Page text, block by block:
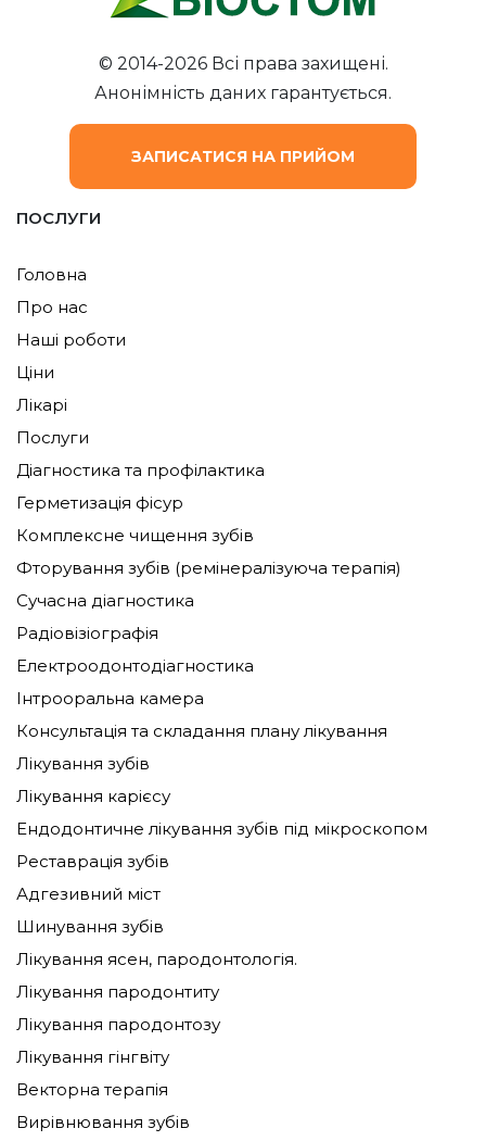
© 2014-2026 Всі права захищені.
Анонімність даних гарантується.
ЗАПИСАТИСЯ НА ПРИЙОМ
ПОСЛУГИ
Головна
Про нас
Наші роботи
Ціни
Лікарі
Послуги
Діагностика та профілактика
Герметизація фісур
Комплексне чищення зубів
Фторування зубів (ремінералізуюча терапія)
Сучасна діагностика
Радіовізіографія
Електроодонтодіагностика
Інтрооральна камера
Консультація та складання плану лікування
Лікування зубів
Лікування карієсу
Ендодонтичне лікування зубів під мікроскопом
Реставрація зубів
Адгезивний міст
Шинування зубів
Лікування ясен, пародонтологія.
Лікування пародонтиту
Лікування пародонтозу
Лікування гінгвіту
Векторна терапія
Вирівнювання зубів